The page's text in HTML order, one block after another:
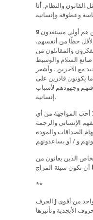
القانون والنظام. أنا
9
حظًا من أنفسهم.
والمقاتلون من
صانع السلام والوسيط
مع الآخرين ، وأشعر
يكونون قادرين على
وجهودهم لأسباب
إنسانية.
أحب المواجهة من أي
الإنساني والرحمة
الصداقات والمودة
الذين يعانون من
**
J من أقوى